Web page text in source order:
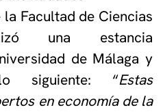
Facultad de Ciencias
una estancia
de Málaga y
siguiente: “Estas
en economía de la